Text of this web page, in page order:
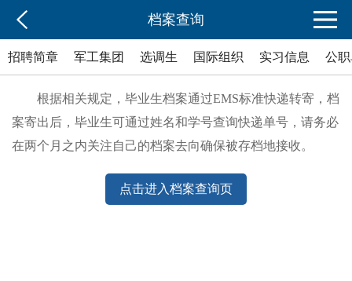
档案查询
招聘简章 军工集团 选调生 国际组织 实习信息 公
根据相关规定，毕业生档案通过EMS标准快递转寄，档
案寄出后，毕业生可通过姓名和学号查询快递单号，请务必
在两个月之内关注自己的档案去向确保被存档地接收。
点击进入档案查询页